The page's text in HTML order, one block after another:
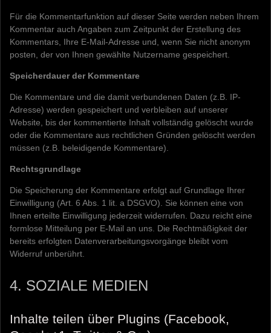
Für die Kommentarfunktion auf dieser Seite werden neben Ihrem
Kommentar auch Angaben zum Zeitpunkt der Erstellung des
Kommentars, Ihre E-Mail-Adresse und, wenn Sie nicht anonym
posten, der von Ihnen gewählte Nutzername gespeichert.
Speicherdauer der Kommentare
Die Kommentare und die damit verbundenen Daten (z.B. IP-
Adresse) werden gespeichert und verbleiben auf unserer
Website, bis der kommentierte Inhalt vollständig gelöscht wurde
oder die Kommentare aus rechtlichen Gründen gelöscht werden
müssen (z.B. beleidigende Kommentare).
Rechtsgrundlage
Die Speicherung der Kommentare erfolgt auf Grundlage Ihrer
Einwilligung (Art. 6 Abs. 1 lit. a DSGVO). Sie können eine von
Ihnen erteilte Einwilligung jederzeit widerrufen. Dazu reicht eine
formlose Mitteilung per E-Mail an uns. Die Rechtmäßigkeit der
bereits erfolgten Datenverarbeitungsvorgänge bleibt vom
Widerruf unberührt.
4. SOZIALE MEDIEN
Inhalte teilen über Plugins (Facebook,